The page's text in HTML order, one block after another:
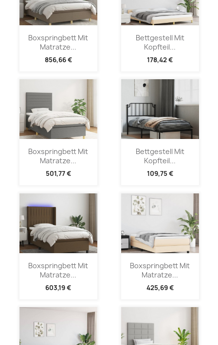
Boxspringbett Mit
Matratze...
856,66 €
Bettgestell Mit
Kopfteil...
178,42 €
Boxspringbett Mit
Matratze...
501,77 €
Bettgestell Mit
Kopfteil...
109,75 €
Boxspringbett Mit
Matratze...
603,19 €
Boxspringbett Mit
Matratze...
425,69 €